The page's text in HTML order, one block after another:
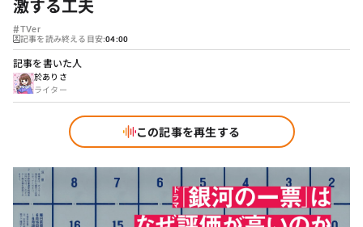
激する工夫
#TVer
記事を読み終える目安:04:00
記事を書いた人
於ありさ
ライター
この記事を再生する